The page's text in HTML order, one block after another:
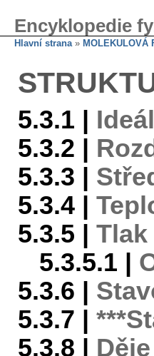
Encyklopedie
Hlavní strana» MOLEKULOVÁ
5.3.1 |
5.3.2 |
5.3.3 |
5.3.4 |
5.3.5 |
5.3.5.1 |
5.3.6 |
5.3.7 |
5.3.8 |